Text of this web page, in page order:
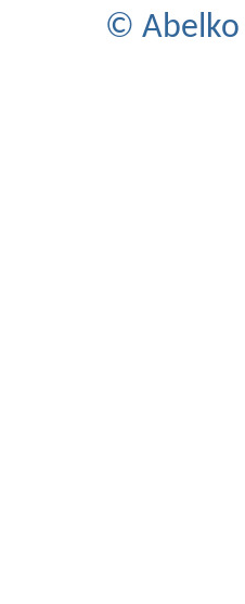
© Abelko